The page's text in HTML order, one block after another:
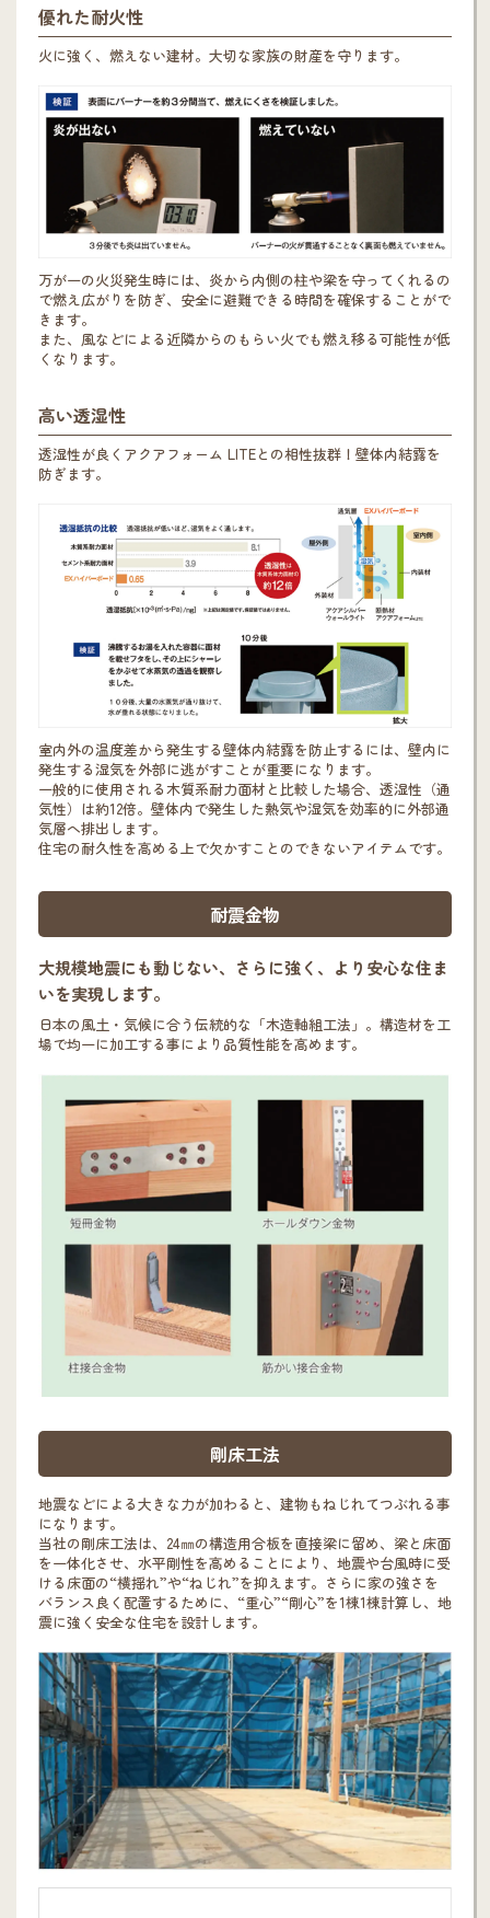
優れた耐火性
火に強く、燃えない建材。大切な家族の財産を守ります。
万が一の火災発生時には、炎から内側の柱や梁を守ってくれるの
で燃え広がりを防ぎ、安全に避難できる時間を確保することがで
きます。
また、風などによる近隣からのもらい火でも燃え移る可能性が低
くなります。
高い透湿性
透湿性が良くアクアフォーム LITEとの相性抜群！壁体内結露を
防ぎます。
室内外の温度差から発生する壁体内結露を防止するには、壁内に
発生する湿気を外部に逃がすことが重要になります。
一般的に使用される木質系耐力面材と比較した場合、透湿性（通
気性）は約12倍。壁体内で発生した熱気や湿気を効率的に外部通
気層へ排出します。
住宅の耐久性を高める上で欠かすことのできないアイテムです。
耐震金物
大規模地震にも動じない、さらに強く、より安心な住ま
いを実現します。
日本の風土・気候に合う伝統的な「木造軸組工法」。構造材を工
場で均一に加工する事により品質性能を高めます。
剛床工法
地震などによる大きな力が加わると、建物もねじれてつぶれる事
になります。
当社の剛床工法は、24㎜の構造用合板を直接梁に留め、梁と床面
を一体化させ、水平剛性を高めることにより、地震や台風時に受
ける床面の“横揺れ”や“ねじれ”を抑えます。さらに家の強さを
バランス良く配置するために、“重心”“剛心”を1棟1棟計算し、地
震に強く安全な住宅を設計します。